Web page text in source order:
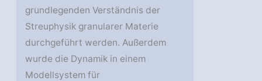
grundlegenden Verständnis der
Streuphysik granularer Materie
durchgeführt werden. Außerdem
wurde die Dynamik in einem
Modellsystem für